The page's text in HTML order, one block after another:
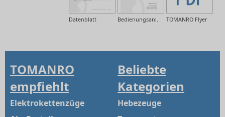
TOMANRO Flyer
Bedienungsanl.
Datenblatt
TOMANRO
empfiehlt
Elektrokettenzüge
Beliebte
Kategorien
Hebezeuge